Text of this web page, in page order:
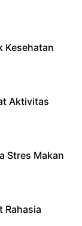
Kesehatan
Aktivitas
Stres Makan
Rahasia